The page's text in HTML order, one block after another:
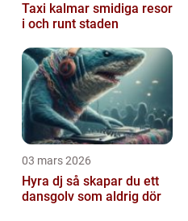
Taxi kalmar smidiga resor
i och runt staden
03 mars 2026
Hyra dj så skapar du ett
dansgolv som aldrig dör